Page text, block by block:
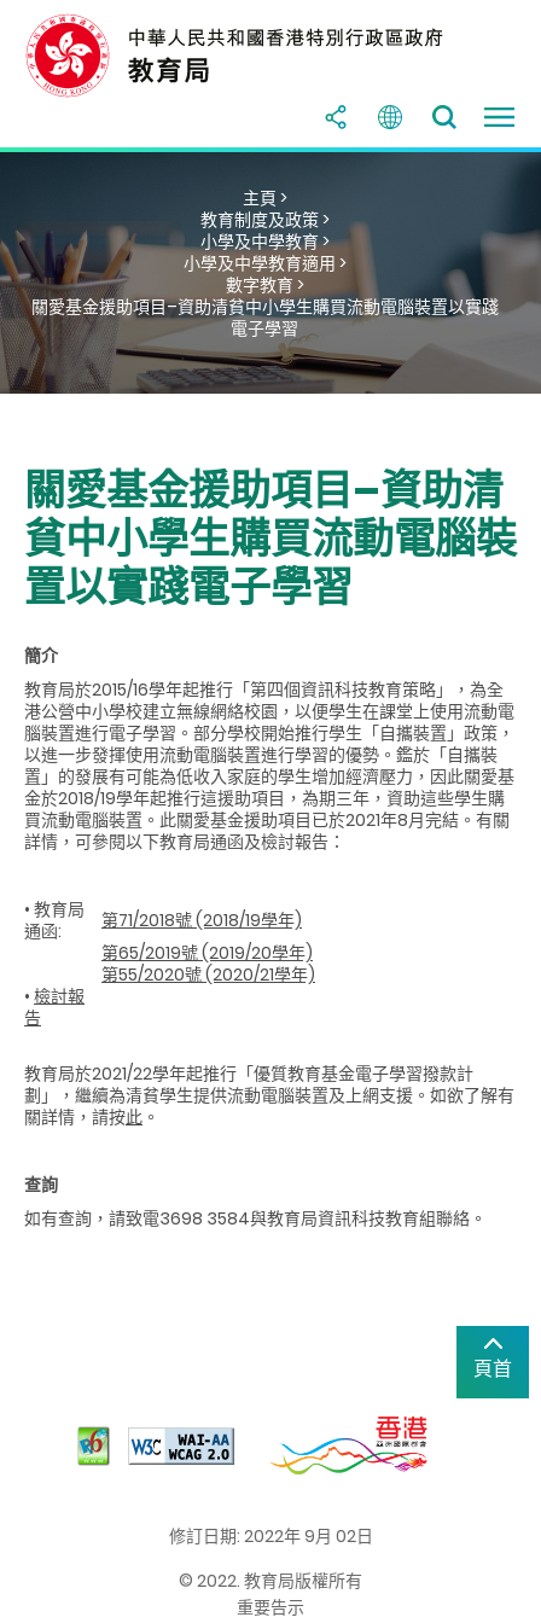
主頁 >
教育制度及政策 >
小學及中學教育 >
小學及中學教育適用 >
數字教育 >
關愛基金援助項目–資助清貧中小學生購買流動電腦裝置以實踐
電子學習
關愛基金援助項目–資助清
貧中小學生購買流動電腦裝
置以實踐電子學習
簡介
教育局於2015/16學年起推行「第四個資訊科技教育策略」，為全
港公營中小學校建立無線網絡校園，以便學生在課堂上使用流動電
腦裝置進行電子學習。部分學校開始推行學生「自攜裝置」政策，
以進一步發揮使用流動電腦裝置進行學習的優勢。鑑於「自攜裝
置」的發展有可能為低收入家庭的學生增加經濟壓力，因此關愛基
金於2018/19學年起推行這援助項目，為期三年，資助這些學生購
買流動電腦裝置。此關愛基金援助項目已於2021年8月完結。有關
詳情，可參閱以下教育局通函及檢討報告：
• 教育局
通函:
第71/2018號 (2018/19學年)
第65/2019號 (2019/20學年)
第55/2020號 (2020/21學年)
• 檢討報
告
教育局於2021/22學年起推行「優質教育基金電子學習撥款計
劃」，繼續為清貧學生提供流動電腦裝置及上網支援。如欲了解有
關詳情，請按此 。
查詢
如有查詢，請致電3698 3584與教育局資訊科技教育組聯絡。
頁首
修訂日期: 2022年 9月 02日
© 2022. 教育局版權所有
重要告示